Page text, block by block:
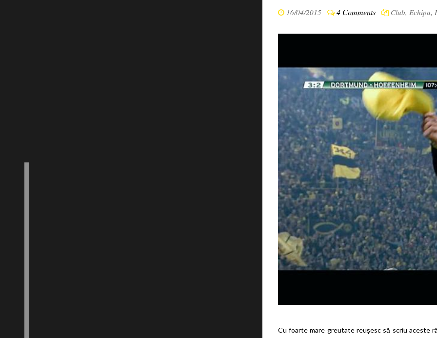
16/04/2015 4 Comments Club, Echipa,
Cu foarte mare greutate reușesc să scriu aceste